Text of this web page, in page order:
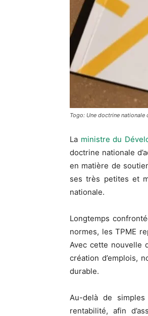
Togo: Une doctrine nationale
La ministre du
doctrine nationale
en matière de
ses très petites et
nationale.
Longtemps
normes, les TPME
Avec cette nouvelle
création d’emplois,
durable.
Au-delà de
rentabilité, afin